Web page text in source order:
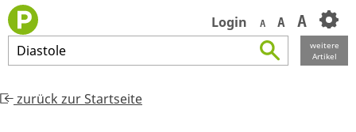
Login A A A
Diastole
weitere
Artikel
zurück zur Startseite